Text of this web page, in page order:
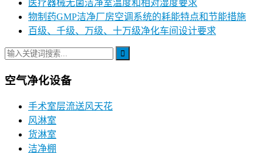
医疗器械无菌洁净室温度和相对湿度要求
物制药GMP洁净厂房空调系统的耗能特点和节能措施
百级、千级、万级、十万级净化车间设计要求
空气净化设备
手术室层流送风天花
风淋室
货淋室
洁净棚